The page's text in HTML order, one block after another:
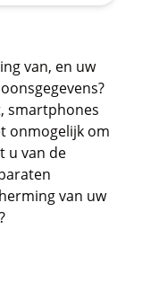
van, en uw
smartphones
onmogelijk om
u van de
van uw